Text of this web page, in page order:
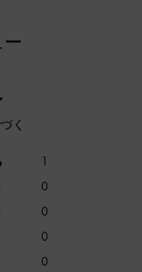
く
1
0
0
0
0